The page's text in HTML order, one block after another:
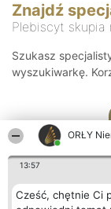
ORŁY
13:57
Cześć, chętnie Ci
Znajdź
Plebiscyt skupia
Szukasz
wyszukiwarkę.